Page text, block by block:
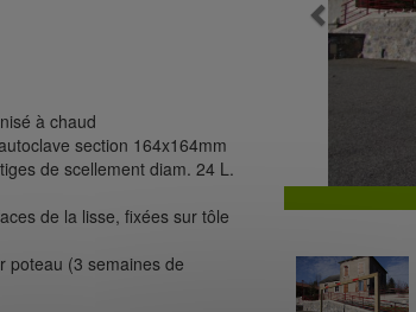
à chaud
section 164x164mm
de scellement diam. 24 L.
de la lisse, fixées sur tôle
poteau (3 semaines de
Previous